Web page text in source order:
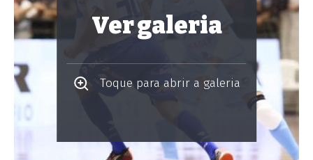
Ver galeria
Toque para abrir a galeria